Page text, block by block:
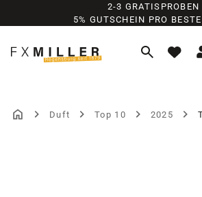
Zum Hauptinhalt springen
2-3 GRATISPROBEN
5% GUTSCHEIN PRO
Duft Top 10 2025